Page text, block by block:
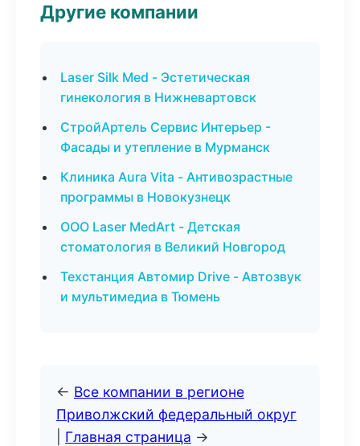
Другие компании
Laser Silk Med - Эстетическая
гинекология в Нижневартовск
СтройАртель Сервис Интерьер -
Фасады и утепление в Мурманск
Клиника Aura Vita - Антивозрастные
программы в Новокузнецк
ООО Laser MedArt - Детская
стоматология в Великий Новгород
Техстанция Автомир Drive - Автозвук
и мультимедиа в Тюмень
← Все компании в регионе
Приволжский федеральный округ
Главная страница →